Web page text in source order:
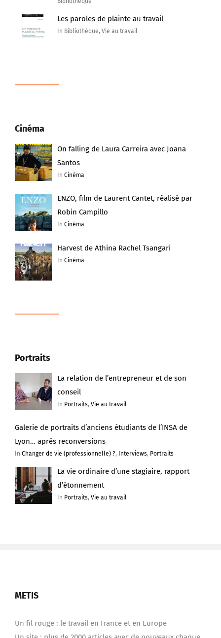
Les paroles de plainte au travail
In Bibliothèque, Vie au travail
Cinéma
On falling de Laura Carreira avec Joana
Santos
InCinéma
ENZO, film de Laurent Cantet, réalisé par
Robin Campillo
InCinéma
Harvest de Athina Rachel Tsangari
InCinéma
Portraits
La relation de l’entrepreneur et de son
conseil
In Portraits,Vie au travail
Galerie de portraits d’anciens étudiants de l’INSA de
Lyon… après reconversions
In Changer de vie (professionnelle) ?, Interviews, Portraits
La vie ordinaire d’une stagiaire, rapport
d’étonnement
In Portraits,Vie au travail
METIS
Un fil rouge : le travail en France et en Europe